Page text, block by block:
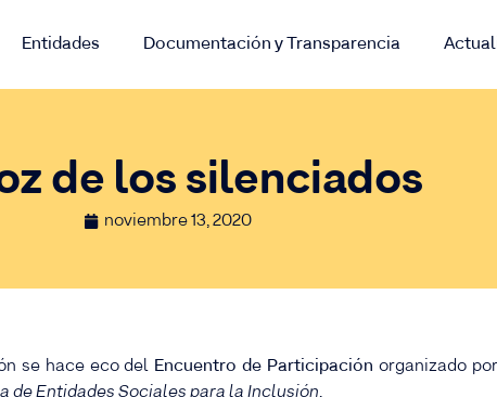
Entidades Documentación y Transparencia
de los silenciados
noviembre 13, 2020
se hace eco del Encuentro de Participación organizado
de Entidades Sociales para la Inclusión.